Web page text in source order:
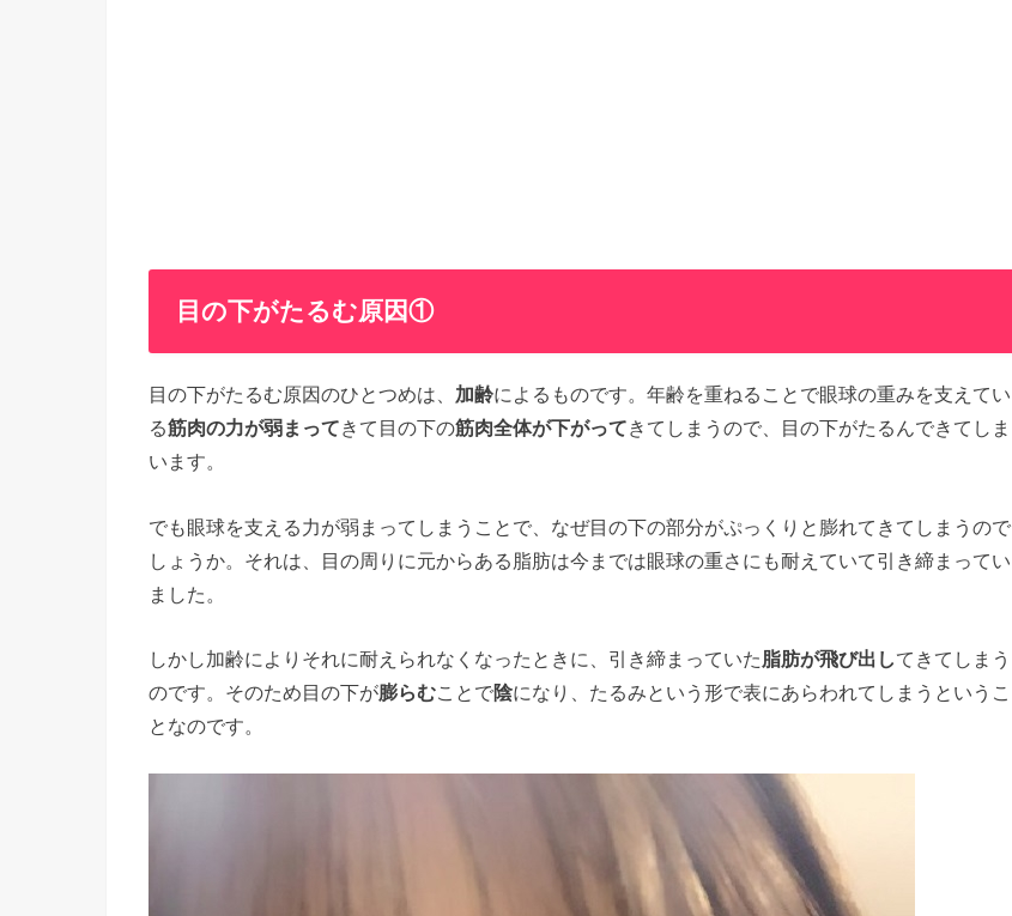
目の下がたるむ原因①
目の下がたるむ原因のひとつめは、 加齢によるものです。年齢を重ねることで眼球の重みを支えてい
る筋肉の力が弱まってきて目の下の筋肉全体が下がってきてしまうので、目の下がたるんできてしま
います。
でも眼球を支える力が弱まってしまうことで、なぜ目の下の部分がぷっくりと膨れてきてしまうので
しょうか。それは、目の周りに元からある脂肪は今までは眼球の重さにも耐えていて引き締まってい
ました。
しかし加齢によりそれに耐えられなくなったときに、引き締まっていた脂肪が飛び出してきてしまう
のです。そのため目の下が膨らむことで陰になり、たるみという形で表にあらわれてしまうというこ
となのです。